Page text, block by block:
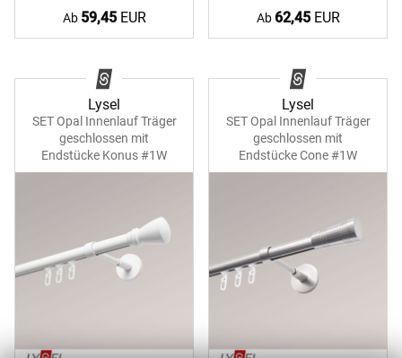
Ab 59,45EUR Ab 62,45EUR
Lysel
SET Opal Innenlauf Träger
geschlossen mit
Endstücke Konus #1W
Lysel
SET Opal Innenlauf Träger
geschlossen mit
Endstücke Cone #1W